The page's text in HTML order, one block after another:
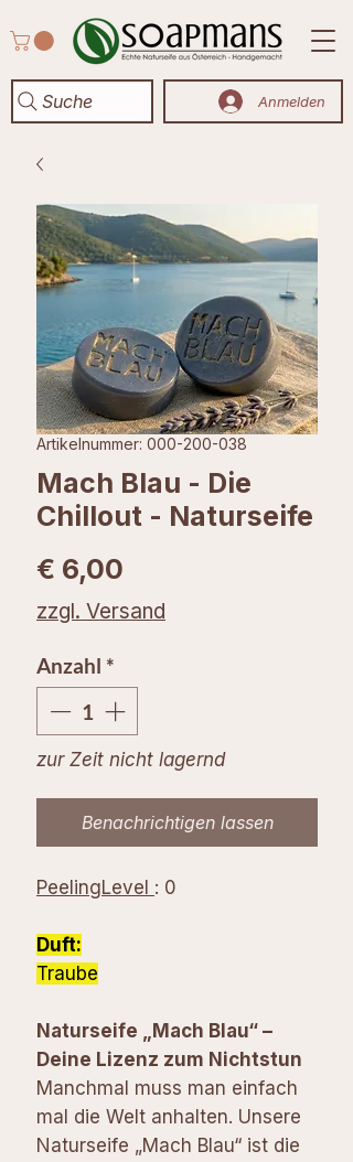
Suche Anmelden
Artikelnummer: 000-200-038
Mach Blau - Die
Chillout - Naturseife
€ 6,00
zzgl. Versand
Anzahl *
zur Zeit nicht lagernd
Benachrichtigen lassen
PeelingLevel : 0
Duft:
Traube
Naturseife „Mach Blau“ –
Deine Lizenz zum Nichtstun
Manchmal muss man einfach
mal die Welt anhalten. Unsere
Naturseife „Mach Blau“ ist die